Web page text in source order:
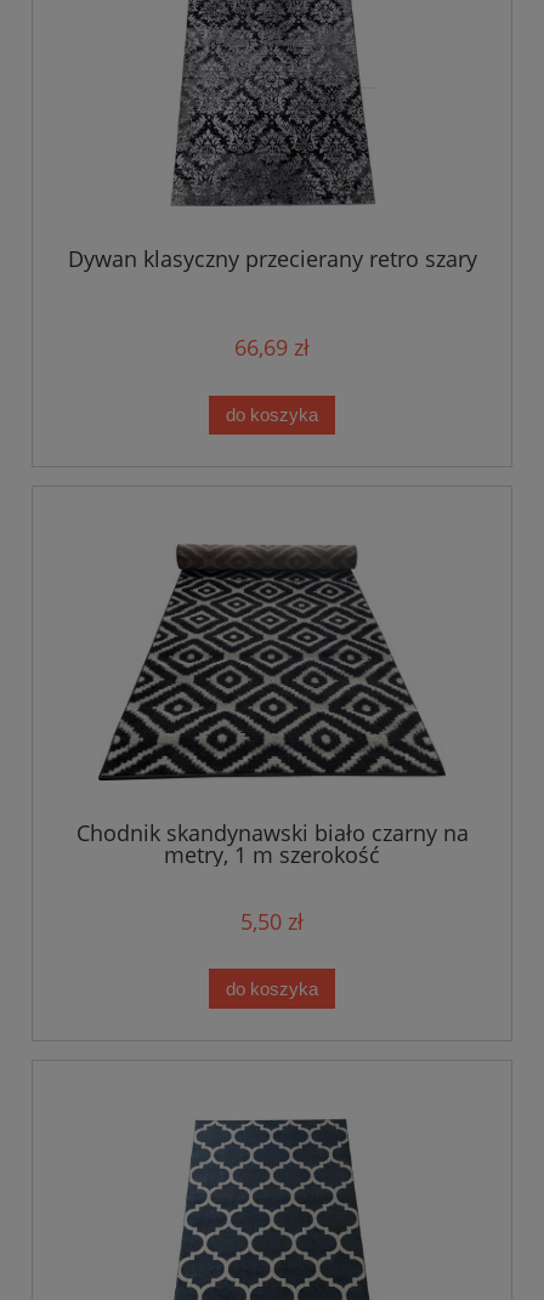
Dywan klasyczny przecierany retro szary
66,69 zł
do koszyka
Chodnik skandynawski biało czarny na
metry, 1 m szerokość
5,50 zł
do koszyka